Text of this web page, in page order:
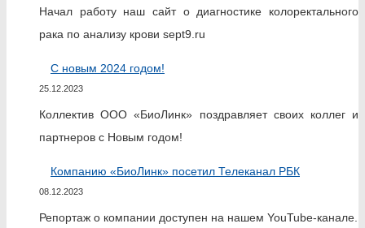
Начал работу наш сайт о диагностике колоректального
рака по анализу крови sept9.ru
С новым 2024 годом!
25.12.2023
Коллектив ООО «БиоЛинк» поздравляет своих коллег и
партнеров с Новым годом!
Компанию «БиоЛинк» посетил Телеканал РБК
08.12.2023
Репортаж о компании доступен на нашем YouTube-канале.